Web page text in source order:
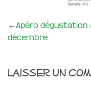
←Apéro dégustation
décembre
Laisser un